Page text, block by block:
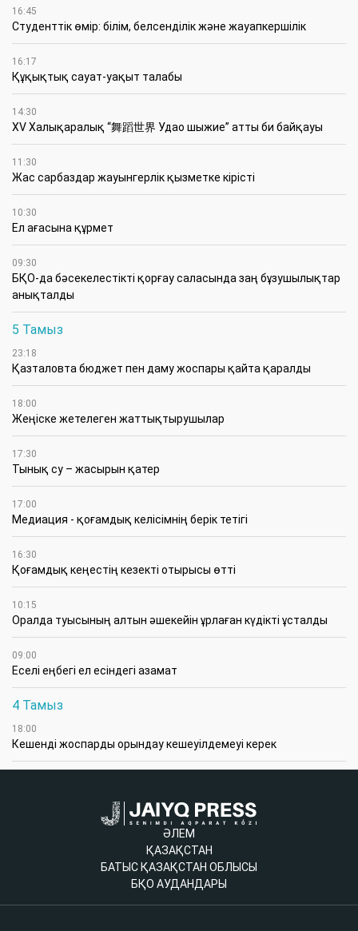
16:45
Студенттік өмір: білім, белсенділік және жауапкершілік
16:17
Құқықтық сауат-уақыт талабы
14:30
XV Халықаралық “舞蹈世界 Удао шыжие” атты би байқауы
11:30
Жас сарбаздар жауынгерлік қызметке кірісті
10:30
Ел ағасына құрмет
09:30
БҚО-да бәсекелестікті қорғау саласында заң бұзушылықтар
анықталды
5 Тамыз
23:18
Қазталовта бюджет пен даму жоспары қайта қаралды
18:00
Жеңіске жетелеген жаттықтырушылар
17:30
Тынық су – жасырын қатер
17:00
Медиация - қоғамдық келісімнің берік тетігі
16:30
Қоғамдық кеңестің кезекті отырысы өтті
10:15
Оралда туысының алтын әшекейін ұрлаған күдікті ұсталды
09:00
Еселі еңбегі ел есіндегі азамат
4 Тамыз
18:00
Кешенді жоспарды орындау кешеуілдемеуі керек
ӘЛЕМ
ҚАЗАҚСТАН
БАТЫС ҚАЗАҚСТАН ОБЛЫСЫ
БҚО АУДАНДАРЫ